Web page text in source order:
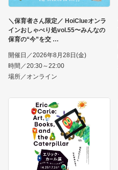
＼保育者さん限定／ HoiClueオンラ
インおしゃべり処vol.55〜みんなの
保育の“今”を交
開催日／2026年8月28日(金)
時間／20:30～22:00
場所／オンライン